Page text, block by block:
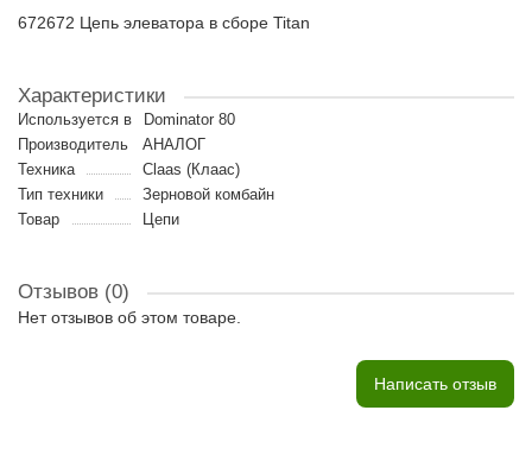
672672 Цепь элеватора в сборе Titan
Характеристики
Используется в
Dominator 80
Производитель
АНАЛОГ
Техника
Claas (Клаас)
Тип техники
Зерновой комбайн
Товар
Цепи
Отзывов (0)
Нет отзывов об этом товаре.
Написать отзыв